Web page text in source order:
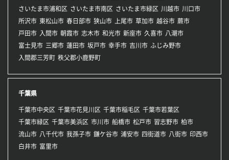
さいたま市浦和区
さいたま市南区 さいたま市緑区 川越市 川口市
所沢市 東松山市 春日部市 狭山市 上尾市 草加市 越谷市 蕨市
戸田市 入間市 朝霞市 志木市 和光市 新座市 久喜市 八潮市
富士見市 三郷市 蓮田市 坂戸市 幸手市 吉川市 ふじみ野市
入間郡三芳町 秩父郡小鹿野町
千葉県
千葉市中央区 千葉市花見川区 千葉市稲毛区 千葉市若葉区
千葉市緑区 千葉市美浜区 市川市 船橋市 松戸市 習志野市 柏市
流山市 八千代市 我孫子市 鎌ケ谷市 浦安市 四街道市 八街市 印西市
白井市 富里市